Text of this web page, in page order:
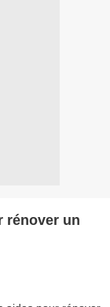
rénover un